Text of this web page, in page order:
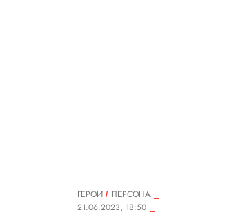
ГЕРОИ
ПЕРСОНА
21.06.2023, 18:50